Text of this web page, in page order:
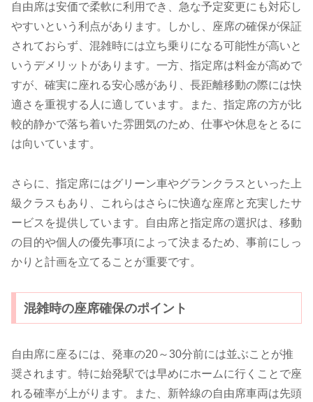
自由席は安価で柔軟に利用でき、急な予定変更にも対応し
やすいという利点があります。しかし、座席の確保が保証
されておらず、混雑時には立ち乗りになる可能性が高いと
いうデメリットがあります。一方、指定席は料金が高めで
すが、確実に座れる安心感があり、長距離移動の際には快
適さを重視する人に適しています。また、指定席の方が比
較的静かで落ち着いた雰囲気のため、仕事や休息をとるに
は向いています。
さらに、指定席にはグリーン車やグランクラスといった上
級クラスもあり、これらはさらに快適な座席と充実したサ
ービスを提供しています。自由席と指定席の選択は、移動
の目的や個人の優先事項によって決まるため、事前にしっ
かりと計画を立てることが重要です。
混雑時の座席確保のポイント
自由席に座るには、発車の20～30分前には並ぶことが推
奨されます。特に始発駅では早めにホームに行くことで座
れる確率が上がります。また、新幹線の自由席車両は先頭